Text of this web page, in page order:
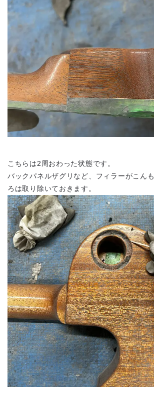
こちらは2周おわった状態です。
バックパネルザグリなど、フィラーがこん
ろは取り除いておきます。